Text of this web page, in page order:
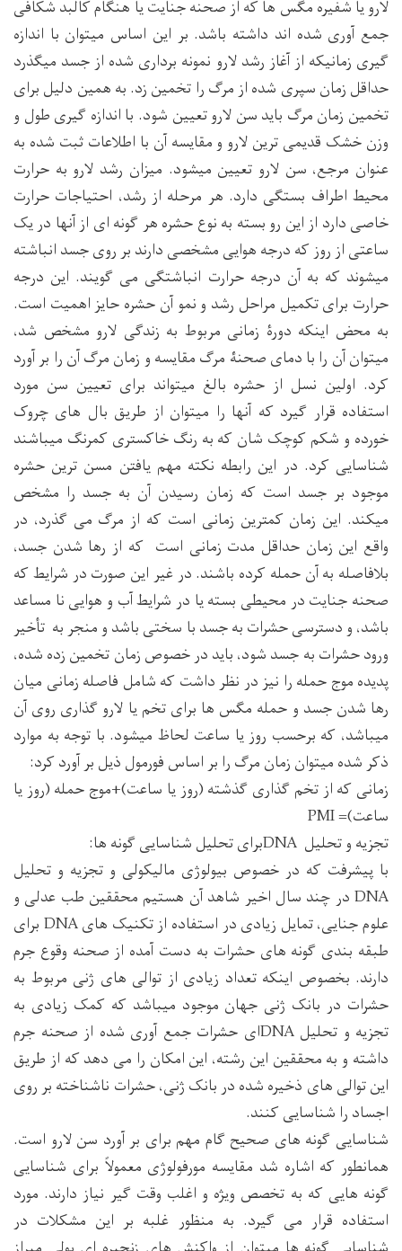
لارو یا شفیره مگس ها که از صحنه جنایت یا هنگام کالبد شکافی
جمع آوری شده اند داشته باشد. بر این اساس میتوان با اندازه
گیری زمانیکه از آغاز رشد لارو نمونه برداری شده از جسد میگذرد
حداقل زمان سپری شده از مرگ را تخمین زد. به همین دلیل برای
تخمین زمان مرگ باید سن لارو تعیین شود. با اندازه گیری طول و
وزن خشک قدیمی ترین لارو و مقایسه آن با اطلاعات ثبت شده به
عنوان مرجع، سن لارو تعیین میشود. میزان رشد لارو به حرارت
محیط اطراف بستگی دارد. هر مرحله از رشد، احتیاجات حرارت
خاصی دارد از این رو بسته به نوع حشره هر گونه ای از آنها در یک
ساعتی از روز که درجه هوایی مشخصی دارند بر روی جسد انباشته
میشوند که به آن درجه حرارت انباشتگی می گویند. این درجه
حرارت برای تکمیل مراحل رشد و نمو آن حشره حایز اهمیت است.
به محض اینکه دورۀ زمانی مربوط به زندگی لارو مشخص شد،
میتوان آن را با دمای صحنۀ مرگ مقایسه و زمان مرگ آن را بر آورد
کرد. اولین نسل از حشره بالغ میتواند برای تعیین سن مورد
استفاده قرار گیرد که آنها را میتوان از طریق بال های چروک
خورده و شکم کوچک شان که به رنگ خاکستری کمرنگ میباشند
شناسایی کرد. در این رابطه نکته مهم یافتن مسن ترین حشره
موجود بر جسد است که زمان رسیدن آن به جسد را مشخص
میکند. این زمان کمترین زمانی است که از مرگ می گذرد، در
واقع این زمان حداقل مدت زمانی است که از رها شدن جسد،
بلافاصله به آن حمله کرده باشند. در غیر این صورت در شرایط که
صحنه جنایت در محیطی بسته یا در شرایط آب و هوایی نا مساعد
باشد، و دسترسی حشرات به جسد با سختی باشد و منجر به تأخیر
ورود حشرات به جسد شود، باید در خصوص زمان تخمین زده شده،
پدیده موج حمله را نیز در نظر داشت که شامل فاصله زمانی میان
رها شدن جسد و حمله مگس ها برای تخم یا لارو گذاری روی آن
میباشد، که برحسب روز یا ساعت لحاظ میشود. با توجه به موارد
ذکر شده میتوان زمان مرگ را بر اساس فورمول ذیل بر آورد کرد:
زمانی که از تخم گذاری گذشته (روز یا ساعت)+موج حمله (روز یا
ساعت)= PMI
تجزیه و تحلیل DNAبرای تحلیل شناسایی گونه ها:
با پیشرفت که در خصوص بیولوژی مالیکولی و تجزیه و تحلیل
DNA در چند سال اخیر شاهد آن هستیم محققین طب عدلی و
علوم جنایی، تمایل زیادی در استفاده از تکنیک های DNA برای
طبقه بندی گونه های حشرات به دست آمده از صحنه وقوع جرم
دارند. بخصوص اینکه تعداد زیادی از توالی های ژنی مربوط به
حشرات در بانک ژنی جهان موجود میباشد که کمک زیادی به
تجزیه و تحلیل DNAای حشرات جمع آوری شده از صحنه جرم
داشته و به محققین این رشته، این امکان را می دهد که از طریق
این توالی های ذخیره شده در بانک ژنی، حشرات ناشناخته بر روی
اجساد را شناسایی کنند.
شناسایی گونه های صحیح گام مهم برای بر آورد سن لارو است.
همانطور که اشاره شد مقایسه مورفولوژی معمولاً برای شناسایی
گونه هایی که به تخصص ویژه و اغلب وقت گیر نیاز دارند. مورد
استفاده قرار می گیرد. به منظور غلبه بر این مشکلات در